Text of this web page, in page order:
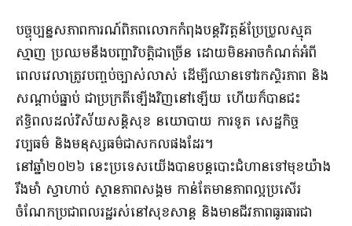
បច្ចុប្បន្នសភាពការណ៍ពិភពលោកកំពុងបន្តវិវត្តន៍ប្រែប្រួលស្មុគ
ស្មាញ ប្រឈមនឹងបញ្ហាវិបត្តិជាច្រើន ដោយមិនអាចកំណត់អំពី
ពេលវេលាត្រូវបញ្ចប់ច្បាស់លាស់ ដើម្បីឈានទៅរកស្ថិរភាព និង
សណ្តាប់ធ្នាប់ ជាប្រក្រតីឡើងវិញនៅឡើយ ហើយក៏បានជះ
ឥទ្ធិពលដល់វិស័យសន្តិសុខ នយោបាយ ការទូត សេដ្ឋកិច្ច
វប្បធម៌ និងមនុស្សធម៌ជាសកលផងដែរ។
នៅឆ្នាំ២០២៦ នេះប្រទេសយើងបានបន្តបោះជំហានទៅមុខយ៉ាង
រឹងមាំ ស្វាហាប់ ស្ថានភាពសង្គម កាន់តែមានភាពល្អប្រសើរ
ចំណែកប្រជាពលរដ្ឋរស់នៅសុខសាន្ត និងមានជីវភាពធូរធារជា